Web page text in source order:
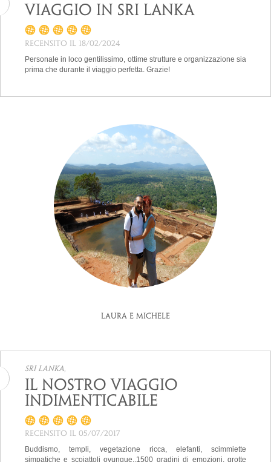
Viaggio in Sri Lanka
Recensito il 18/02/2024
Personale in loco gentilissimo, ottime strutture e organizzazione sia
prima che durante il viaggio perfetta. Grazie!
Laura e Michele
Sri Lanka,
Il nostro viaggio
indimenticabile
Recensito il 05/07/2017
Buddismo, templi, vegetazione ricca, elefanti, scimmiette
simpatiche e scoiattoli ovunque..1500 gradini di emozioni, grotte